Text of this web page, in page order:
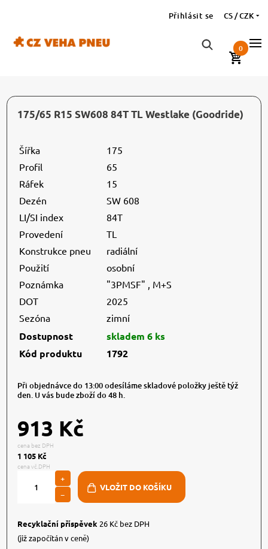
Přihlásit se CS / CZK
0
175/65 R15 SW608 84T TL Westlake (Goodride)
Šířka
175
Profil
65
Ráfek
15
Dezén
SW 608
LI/SI index
84T
Provedení
TL
Konstrukce pneu
radiální
Použití
osobní
Poznámka
"3PMSF" , M+S
DOT
2025
Sezóna
zimní
Dostupnost
skladem 6 ks
Kód produktu
1792
Při objednávce do 13:00 odesíláme skladové položky ještě týž
den. U vás bude zboží do 48 h.
913 Kč
cena bez DPH
1 105 Kč
cena vč.DPH
+
−
Recyklační příspěvek 26 Kč bez DPH
(již započítán v ceně)